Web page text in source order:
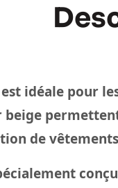
idéale pour
beige
de